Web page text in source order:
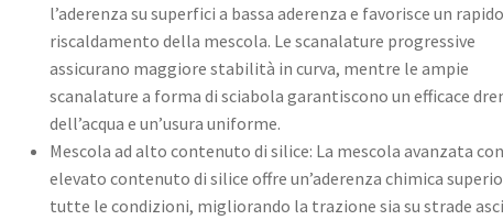
l’aderenza su superfici a bassa aderenza e favorisce un rapido
riscaldamento della mescola. Le scanalature progressive
assicurano maggiore stabilità in curva, mentre le ampie
scanalature a forma di sciabola garantiscono un efficace
dell’acqua e un’usura uniforme. ​
Mescola ad alto contenuto di silice: La mescola avanzata con
elevato contenuto di silice offre un’aderenza chimica
tutte le condizioni, migliorando la trazione sia su strade